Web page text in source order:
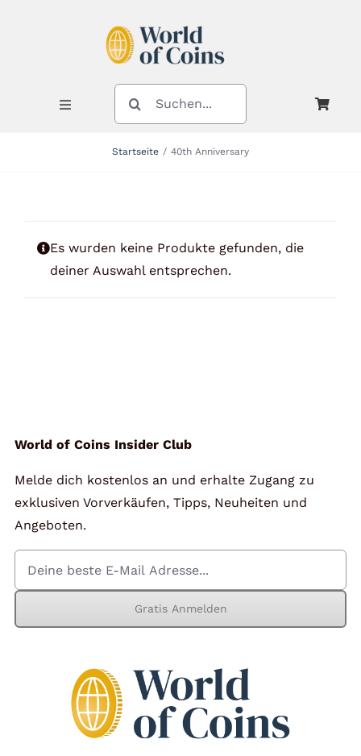
Toggle
Navigation
Kontakt
Mein Konto
Warenkorb
SUCHE
NACH:
Startseite 40th Anniversary
Es wurden keine Produkte gefunden, die
deiner Auswahl entsprechen.
World of Coins Insider Club
Melde dich kostenlos an und erhalte Zugang zu
exklusiven Vorverkäufen, Tipps, Neuheiten und
Angeboten.
Gratis Anmelden